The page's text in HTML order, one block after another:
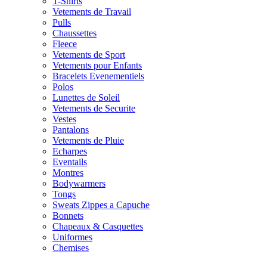
Vetements de Travail
Pulls
Chaussettes
Fleece
Vetements de Sport
Vetements pour Enfants
Bracelets Evenementiels
Polos
Lunettes de Soleil
Vetements de Securite
Vestes
Pantalons
Vetements de Pluie
Echarpes
Eventails
Montres
Bodywarmers
Tongs
Sweats Zippes a Capuche
Bonnets
Chapeaux & Casquettes
Uniformes
Chemises